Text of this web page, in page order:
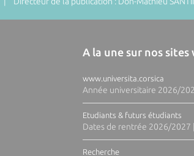
A la une sur nos sites
www.universita.corsica
Année universitaire 2026/
Etudiants & futurs étudiants
Dates de rentrée 2026/2027
Recherche